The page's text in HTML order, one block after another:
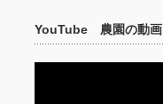
YouTube 農園の動画